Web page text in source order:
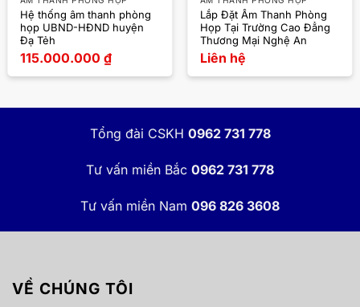
Hệ thống âm thanh phòng
họp UBND-HĐND huyện
Đạ Tẻh
115.000.000 ₫
Lắp Đặt Âm Thanh Phòng
Họp Tại Trường Cao Đẳng
Thương Mại Nghệ An
Liên hệ
Tổng đài CSKH 0962 731 778
Tư vấn miền Bắc 0962 731 778
Tư vấn miền Nam 096 826 3608
VỀ CHÚNG TÔI